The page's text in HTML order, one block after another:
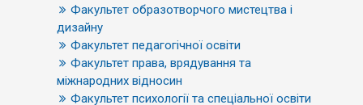
Факультет образотворчого мистецтва і
дизайну
Факультет педагогічної освіти
Факультет права, врядування та
міжнародних відносин
Факультет психології та спеціальної освіти